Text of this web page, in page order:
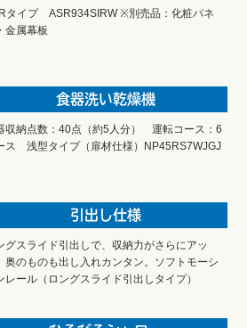
タイプ ASR934SIRW ※別売品：化粧パネ
金属幕板
食器洗い乾燥機
収納点数：40点（約5人分） 運転コース：6
ス 浅型タイプ（扉材仕様）NP45RS7WJGJ
引出し仕様
グスライド引出しで、収納力がさらにアッ
奥のものも出し入れカンタン。ソフトモーシ
レール（ロングスライド引出しタイプ）